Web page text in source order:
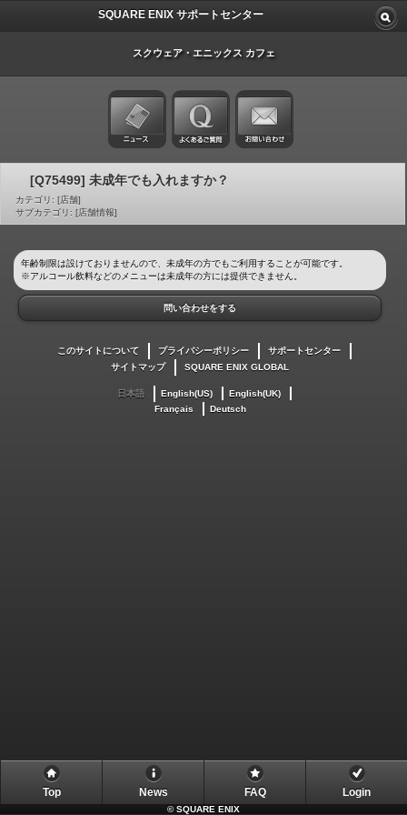
SQUARE ENIX サポートセンター
スクウェア・エニックス カフェ
[Q75499] 未成年でも入れますか？
カテゴリ: [店舗]
サブカテゴリ: [店舗情報]
年齢制限は設けておりませんので、未成年の方でもご利用することが可能です。
※アルコール飲料などのメニューは未成年の方には提供できません。
問い合わせをする
このサイトについて プライバシーポリシー
サポートセンター
サイトマップ
SQUARE ENIX GLOBAL
日本語 English(US)
English(UK)
Français
Deutsch
Top News FAQ Login
©SQUARE ENIX